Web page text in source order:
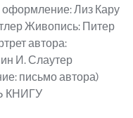
оформление: Лиз Кару
Живопись: Питер
автора:
И. Слаутер
письмо автора)
КНИГУ